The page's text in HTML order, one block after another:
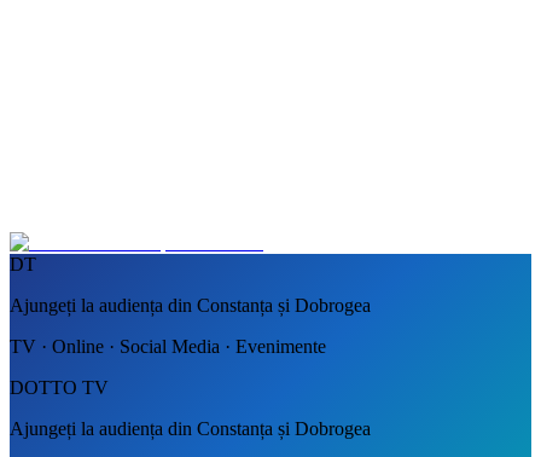
DT
Ajungeți la audiența din Constanța și Dobrogea
TV · Online · Social Media · Evenimente
DOTTO TV
Ajungeți la audiența din Constanța și Dobrogea